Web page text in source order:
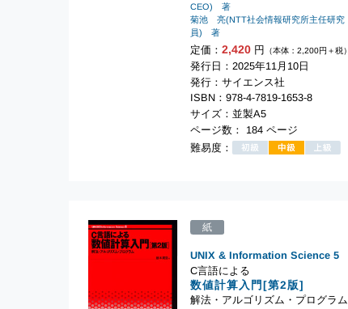
CEO) 著
菊池 亮(NTT社会情報研究所主任研究
員) 著
定価： 2,420円 （本体：2,200円＋税）
発行日：2025年11月10日
発行：サイエンス社
ISBN：978-4-7819-1653-8
サイズ：並製A5
ページ数： 184 ページ
難易度：
C言語による
数値計算入門[第2版]
解法・アルゴリズム・プログラム
UNIX & Information Science 5
紙